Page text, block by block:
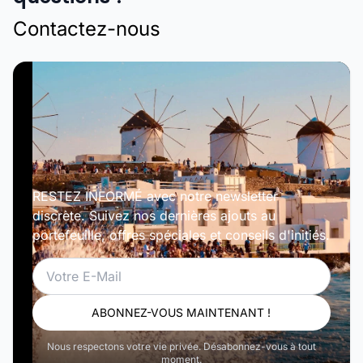
Contactez-nous
RESTEZ INFORMÉ avec notre newsletter
discrète. Suivez nos dernières ajouts au
portefeuille, offres spéciales et conseils d'initiés.
Email
ABONNEZ-VOUS MAINTENANT !
Nous respectons votre vie privée. Désabonnez-vous à tout
moment.